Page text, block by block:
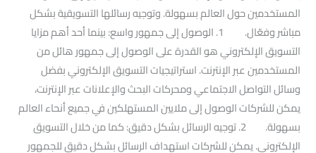
المستخدمين حول العالم بسهولة. وتوجيه رسائلها التسويقية بشكل
مباشر وفعّال. 1. الوصول إلى جمهور واسع: بينما أحد أهم مزايا
التسويق الإلكتروني هو القدرة على الوصول إلى جمهور هائل من
المستخدمين عبر الإنترنت. استراتيجيات التسويق الإلكتروني بفضل
وسائل التواصل الاجتماعي ومحركات البحث والإعلانات عبر الإنترنت،
يمكن للشركات الوصول إلى ملايين المستهلكين في جميع أنحاء العالم
بسهولة. 2. توجيه الرسائل بشكل دقيق: كما من خلال التسويق
الإلكتروني. يمكن للشركات استهداف الرسائل بشكل دقيق للجمهور